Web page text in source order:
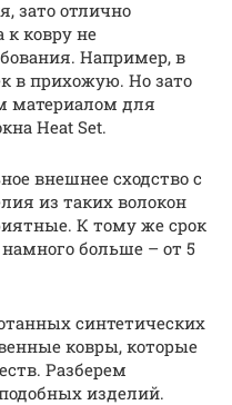
зато отлично
к ковру не
Например, в
в прихожую. Но зато
материалом для
Heat Set.
внешнее сходство с
из таких волокон
К тому же срок
больше – от 5
синтетических
ковры, которые
Разберем
изделий.